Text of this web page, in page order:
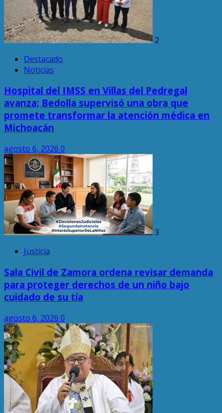
2
Destacado
Noticias
Hospital del IMSS en Villas del Pedregal
avanza; Bedolla supervisó una obra que
promete transformar la atención médica en
Michoacán
agosto 6, 2026 0
3
Justicia
Sala Civil de Zamora ordena revisar demanda
para proteger derechos de un niño bajo
cuidado de su tía
agosto 6, 2026 0